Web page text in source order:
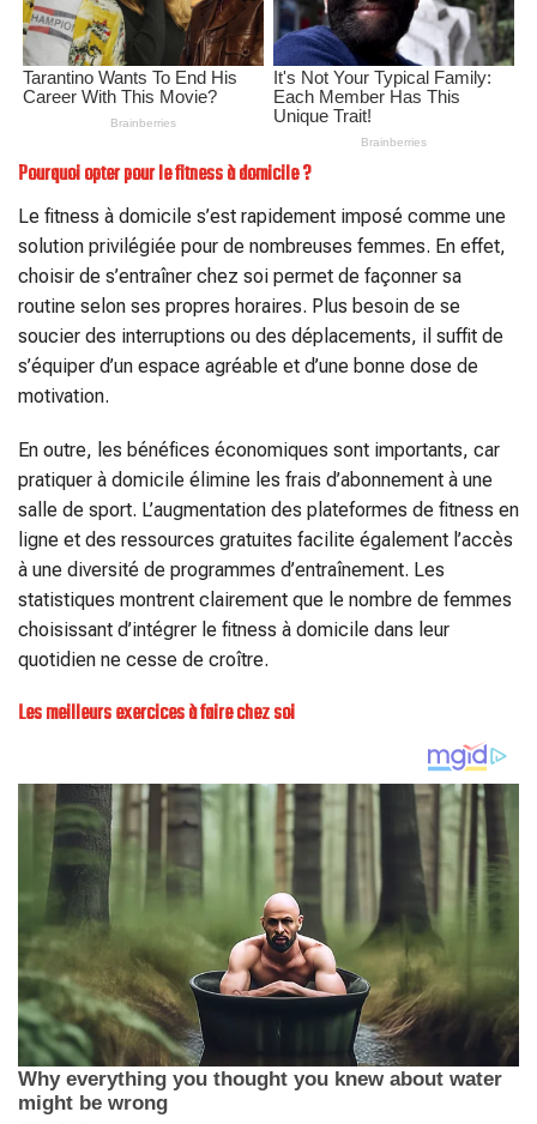
Pourquoi opter pour le fitness à domicile ?
Le fitness à domicile s’est rapidement imposé comme une
solution privilégiée pour de nombreuses femmes. En effet,
choisir de s’entraîner chez soi permet de façonner sa
routine selon ses propres horaires. Plus besoin de se
soucier des interruptions ou des déplacements, il suffit de
s’équiper d’un espace agréable et d’une bonne dose de
motivation.
En outre, les bénéfices économiques sont importants, car
pratiquer à domicile élimine les frais d’abonnement à une
salle de sport. L’augmentation des plateformes de fitness en
ligne et des ressources gratuites facilite également l’accès
à une diversité de programmes d’entraînement. Les
statistiques montrent clairement que le nombre de femmes
choisissant d’intégrer le fitness à domicile dans leur
quotidien ne cesse de croître.
Les meilleurs exercices à faire chez soi